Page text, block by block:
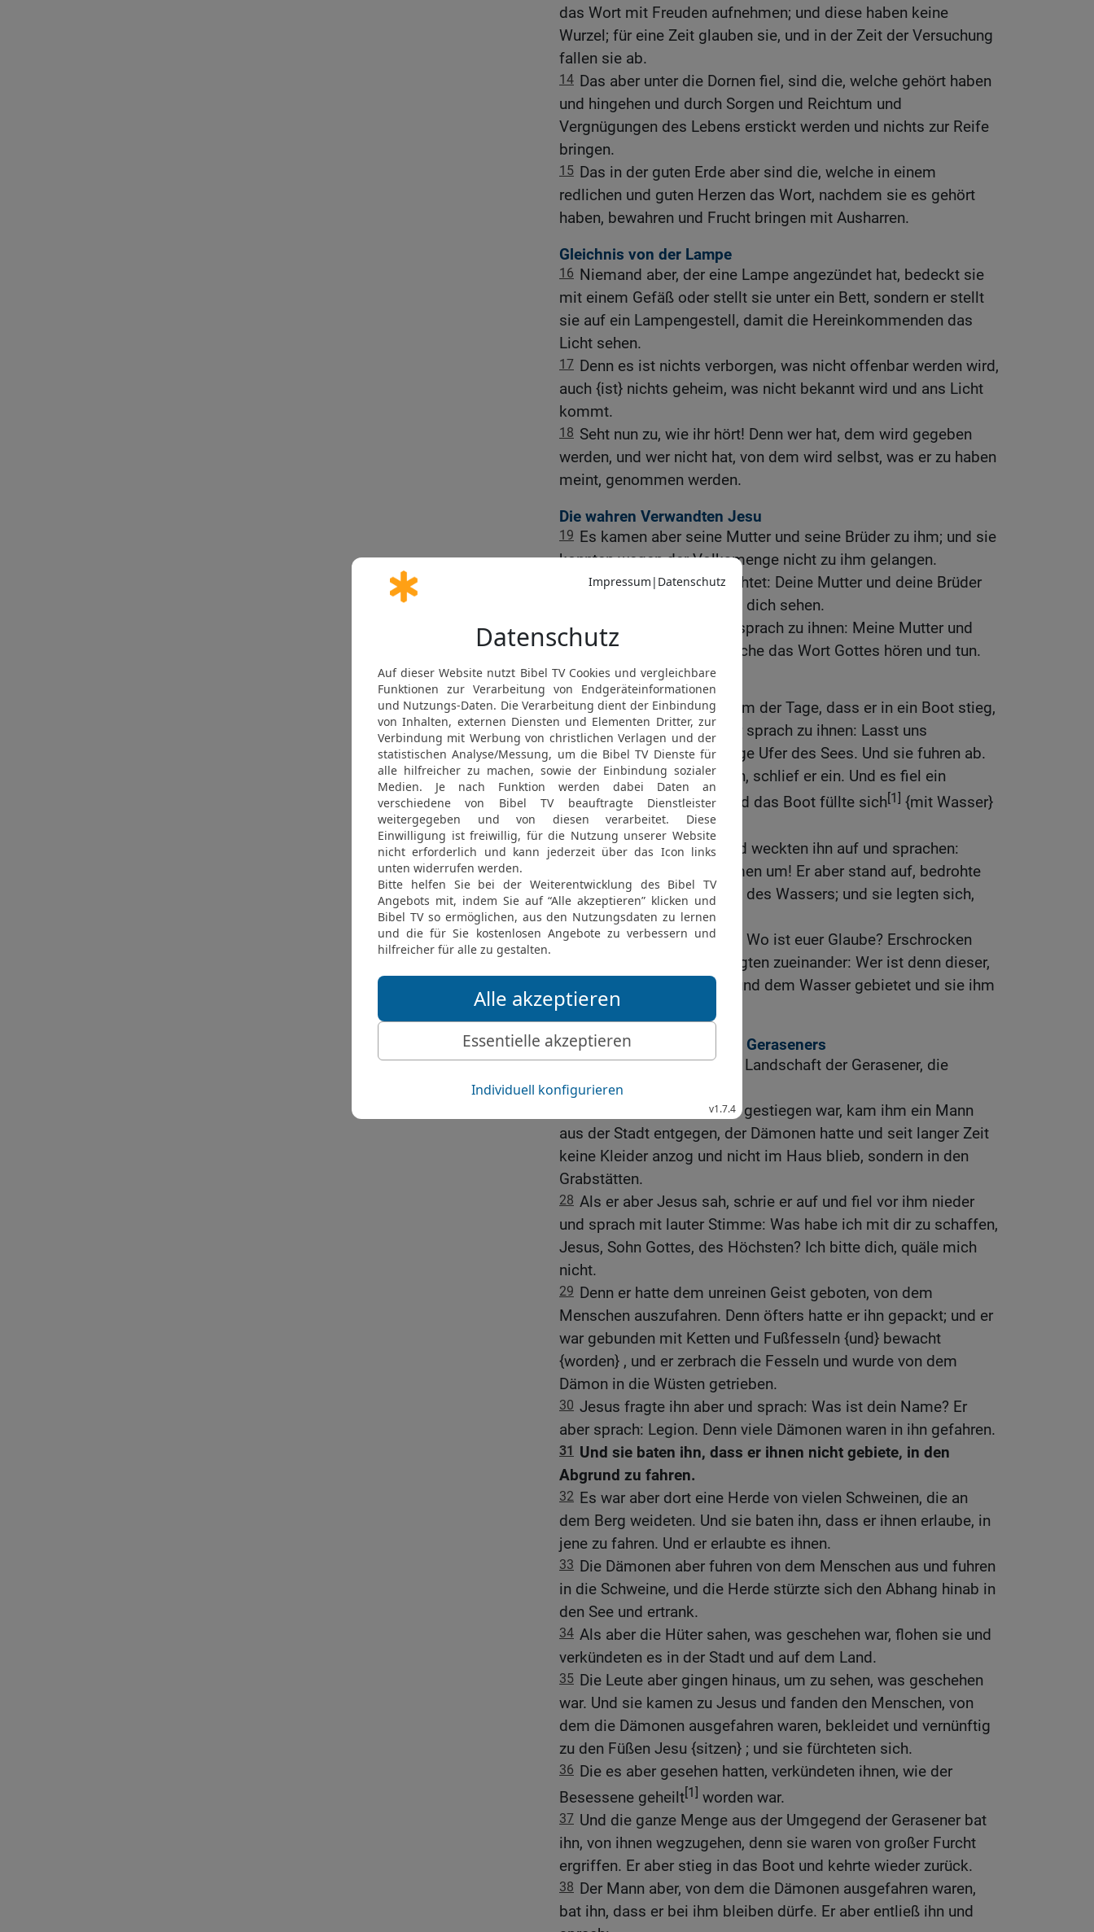
das Wort mit Freuden aufnehmen; und diese haben keine
Wurzel; für eine Zeit glauben sie, und in der Zeit der Versuchung
fallen sie ab.
14 Das aber unter die Dornen fiel, sind die, welche gehört haben
und hingehen und durch Sorgen und Reichtum und
Vergnügungen des Lebens erstickt werden und nichts zur Reife
bringen.
15 Das in der guten Erde aber sind die, welche in einem
redlichen und guten Herzen das Wort, nachdem sie es gehört
haben, bewahren und Frucht bringen mit Ausharren.
Gleichnis von der Lampe
16 Niemand aber, der eine Lampe angezündet hat, bedeckt sie
mit einem Gefäß oder stellt sie unter ein Bett, sondern er stellt
sie auf ein Lampengestell, damit die Hereinkommenden das
Licht sehen.
17 Denn es ist nichts verborgen, was nicht offenbar werden wird,
auch {ist} nichts geheim, was nicht bekannt wird und ans Licht
kommt.
18 Seht nun zu, wie ihr hört! Denn wer hat, dem wird gegeben
werden, und wer nicht hat, von dem wird selbst, was er zu haben
meint, genommen werden.
Die wahren Verwandten Jesu
19 Es kamen aber seine Mutter und seine Brüder zu ihm; und sie
konnten wegen der Volksmenge nicht zu ihm gelangen.
Und es wurde ihm berichtet: Deine Mutter und deine Brüder
stehen draußen und wollen dich sehen.
21
Er aber antwortete und sprach zu ihnen: Meine Mutter und
meine Brüder sind die, welche das Wort Gottes hören und tun.
Stillung des Sturms
22 Und es geschah an einem der Tage, dass er in ein Boot stieg,
er und seine Jünger; und er sprach zu ihnen: Lasst uns
übersetzen an das jenseitige Ufer des Sees. Und sie fuhren ab.
23 Während sie aber fuhren, schlief er ein. Und es fiel ein
Sturmwind auf den See, und das Boot füllte sich[1] {mit Wasser}
, und sie waren in Gefahr.
24 Sie traten aber hinzu und weckten ihn auf und sprachen:
Meister, Meister, wir kommen um! Er aber stand auf, bedrohte
den Wind und das Gewoge des Wassers; und sie legten sich,
und es trat Stille ein.
25 Er aber sprach zu ihnen: Wo ist euer Glaube? Erschrocken
aber erstaunten sie und sagten zueinander: Wer ist denn dieser,
dass er auch den Winden und dem Wasser gebietet und sie ihm
gehorchen?
Heilung eines besessenen Geraseners
26 Und sie fuhren nach der Landschaft der Gerasener, die
Galiläa gegenüberliegt.
Als er aber an das Land gestiegen war, kam ihm ein Mann
aus der Stadt entgegen, der Dämonen hatte und seit langer Zeit
keine Kleider anzog und nicht im Haus blieb, sondern in den
Grabstätten.
28 Als er aber Jesus sah, schrie er auf und fiel vor ihm nieder
und sprach mit lauter Stimme: Was habe ich mit dir zu schaffen,
Jesus, Sohn Gottes, des Höchsten? Ich bitte dich, quäle mich
nicht.
29 Denn er hatte dem unreinen Geist geboten, von dem
Menschen auszufahren. Denn öfters hatte er ihn gepackt; und er
war gebunden mit Ketten und Fußfesseln {und} bewacht
{worden} , und er zerbrach die Fesseln und wurde von dem
Dämon in die Wüsten getrieben.
30 Jesus fragte ihn aber und sprach: Was ist dein Name? Er
aber sprach: Legion. Denn viele Dämonen waren in ihn gefahren.
31 Und sie baten ihn, dass er ihnen nicht gebiete, in den
Abgrund zu fahren.
32 Es war aber dort eine Herde von vielen Schweinen, die an
dem Berg weideten. Und sie baten ihn, dass er ihnen erlaube, in
jene zu fahren. Und er erlaubte es ihnen.
33 Die Dämonen aber fuhren von dem Menschen aus und fuhren
in die Schweine, und die Herde stürzte sich den Abhang hinab in
den See und ertrank.
34 Als aber die Hüter sahen, was geschehen war, flohen sie und
verkündeten es in der Stadt und auf dem Land.
35 Die Leute aber gingen hinaus, um zu sehen, was geschehen
war. Und sie kamen zu Jesus und fanden den Menschen, von
dem die Dämonen ausgefahren waren, bekleidet und vernünftig
zu den Füßen Jesu {sitzen} ; und sie fürchteten sich.
36 Die es aber gesehen hatten, verkündeten ihnen, wie der
Besessene geheilt[1] worden war.
37 Und die ganze Menge aus der Umgegend der Gerasener bat
ihn, von ihnen wegzugehen, denn sie waren von großer Furcht
ergriffen. Er aber stieg in das Boot und kehrte wieder zurück.
38 Der Mann aber, von dem die Dämonen ausgefahren waren,
bat ihn, dass er bei ihm bleiben dürfe. Er aber entließ ihn und